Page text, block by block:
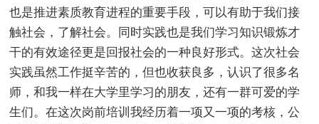
也是推进素质教育进程的重要手段，可以有助于我们接
触社会，了解社会。同时实践也是我们学习知识锻炼才
干的有效途径更是回报社会的一种良好形式。这次社会
实践虽然工作挺辛苦的，但也收获良多，认识了很多名
师，和我一样在大学里学习的朋友，还有一群可爱的学
生们。在这次岗前培训我经历着一项又一项的考核，公